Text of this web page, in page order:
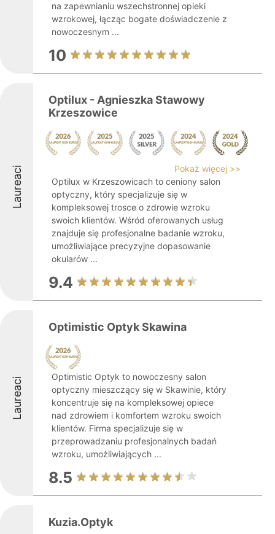
na zapewnianiu wszechstronnej opieki
wzrokowej, łącząc bogate doświadczenie z
nowoczesnym ...
10
Laureaci
Optilux - Agnieszka Stawowy
Krzeszowice
Pokaż więcej >>
Optilux w Krzeszowicach to ceniony salon
optyczny, który specjalizuje się w
kompleksowej trosce o zdrowie wzroku
swoich klientów. Wśród oferowanych usług
znajduje się profesjonalne badanie wzroku,
umożliwiające precyzyjne dopasowanie
okularów ...
9.4
Laureaci
Optimistic Optyk Skawina
Optimistic Optyk to nowoczesny salon
optyczny mieszczący się w Skawinie, który
koncentruje się na kompleksowej opiece
nad zdrowiem i komfortem wzroku swoich
klientów. Firma specjalizuje się w
przeprowadzaniu profesjonalnych badań
wzroku, umożliwiających ...
8.5
Kuzia.Optyk